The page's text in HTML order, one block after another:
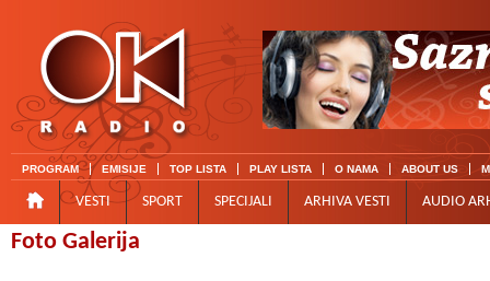
PROGRAM EMISIJE TOP LISTA PLAY LISTA O NAMA ABOUT US
VESTI SPORT SPECIJALI ARHIVA VESTI AUDIO
Foto Galerija